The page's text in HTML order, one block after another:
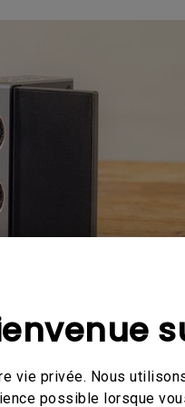
vie privée. Nous
possible lorsque
avec technologie de...